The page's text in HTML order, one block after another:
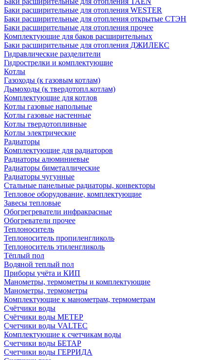
Баки расширительные для отопления WESTER
Баки расширительные для отопления открытые СТЭН
Баки расширительные для отопления прочее
Комплектующие для баков расширительных
Баки расширительные для отопления ДЖИЛЕКС
Гидравлические разделители
Гидрострелки и комплектующие
Котлы
Газоходы (к газовым котлам)
Дымоходы (к твердотопл.котлам)
Комплектующие для котлов
Котлы газовые напольные
Котлы газовые настенные
Котлы твердотопливные
Котлы электрические
Радиаторы
Комплектующие для радиаторов
Радиаторы алюминиевые
Радиаторы биметаллические
Радиаторы чугунные
Стальные панельные радиаторы, конвекторы
Тепловое оборудование, комплектующие
Завесы тепловые
Обогрегреватели инфракрасные
Обогреватели прочее
Теплоноситель
Теплоноситель пропиленгликоль
Теплоноситель этиленгликоль
Тёплый пол
Водяной теплый пол
Приборы учёта и КИП
Манометры, термометры и комплектующие
Манометры, термометры
Комплектующие к манометрам, термометрам
Счётчики воды
Счётчики воды МЕТЕР
Счетчики воды VALTEC
Комплектующие к счетчикам воды
Счетчики воды БЕТАР
Счетчики воды ГЕРРИДА